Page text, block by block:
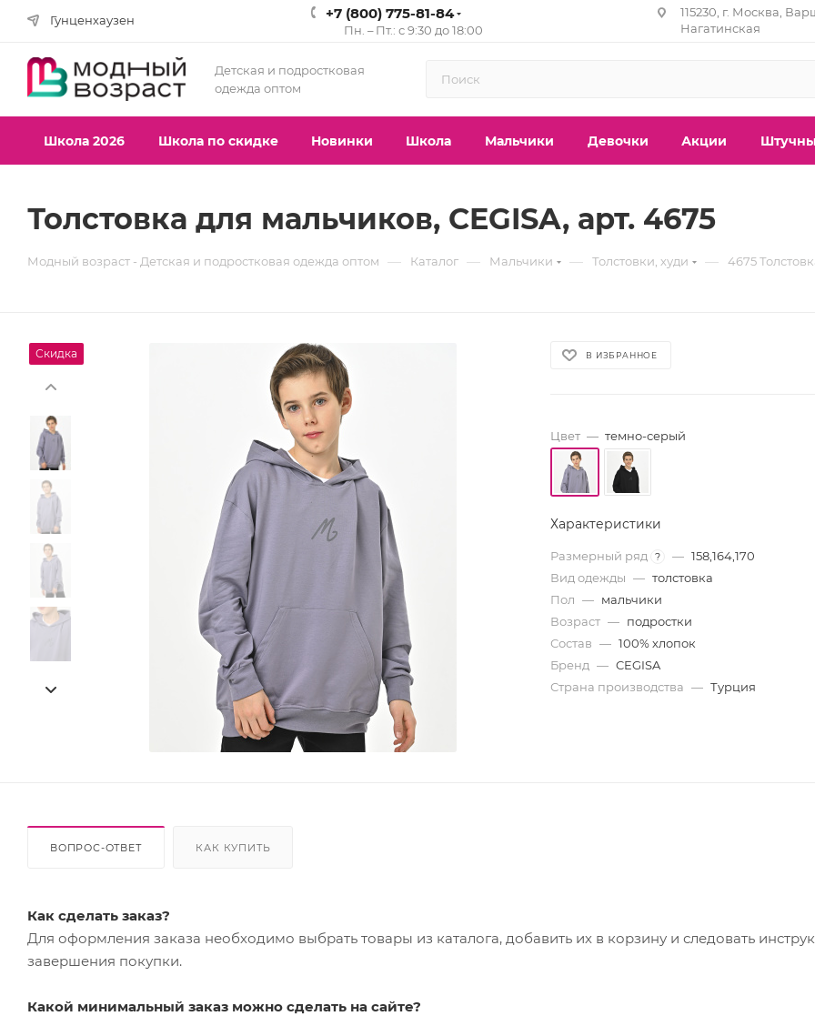
Гунценхаузен +7 (800) 775-81-84
Пн. – Пт.: с 9:30 до 18:00
115230, г. Москва,
Нагатинская
Детская и подростковая
одежда оптом
Школа 2026 Школа по скидке Новинки Школа Мальчики Девочки Акции
Толстовка для мальчиков, CEGISA, арт. 4675
Модный возраст - Детская и подростковая одежда оптом — Каталог — Мальчики — Толстовки, худи — 4675
Скидка В ИЗБРАННОЕ
Цвет — темно-серый
Характеристики
Размерный ряд ? — 158,164,170
Вид одежды — толстовка
Пол — мальчики
Возраст — подростки
Состав — 100% хлопок
Бренд — CEGISA
Страна производства — Турция
ВОПРОС-ОТВЕТ КАК КУПИТЬ
Как сделать заказ?
Для оформления заказа необходимо выбрать товары из каталога, добавить их в корзину и следовать
завершения покупки.
Какой минимальный заказ можно сделать на сайте?